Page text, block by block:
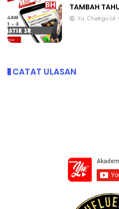
TAMBAH
Yu. Chekgu LK
CATAT ULASAN